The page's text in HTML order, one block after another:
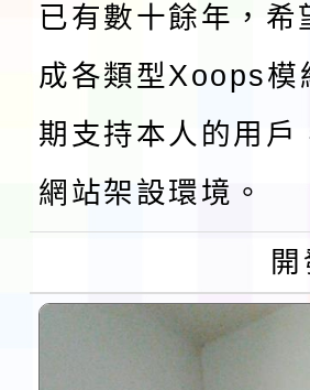
實施要點各1
程
函轉國家通
鎮韌性（防
速演練執行
「115年金
本校115學
第3次招考
告(不再辦理
檢送「桃園
賽實施要點
本市「115
程安排一案
「桃園市補
已有數十餘年，
成各類型Xoops
期支持本人的用
網站架設環境。